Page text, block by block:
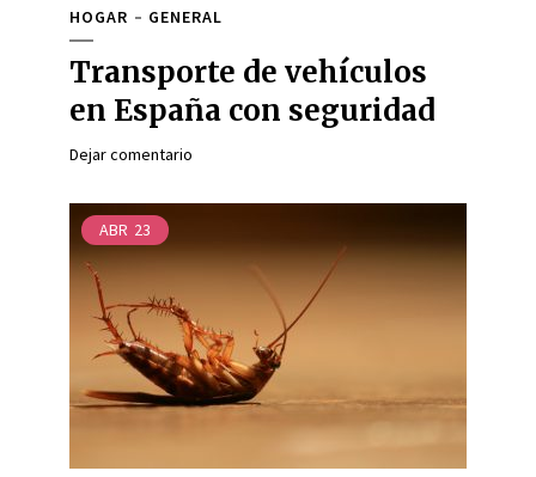
HOGAR GENERAL
Transporte de vehículos
en España con seguridad
Dejar comentario
ABR 23